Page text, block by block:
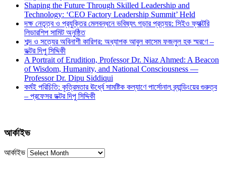
Shaping the Future Through Skilled Leadership and
Technology: ‘CEO Factory Leadership Summit’ Held
দক্ষ নেতৃত্ব ও প্রযুক্তির মেলবন্ধনে ভবিষ্যৎ গড়ার প্রত্যয়: সিইও ফ্যাক্টরি
লিডারশিপ সামিট অনুষ্ঠিত
শব্দ ও সত্যের অবিনাশী কারিগর: অধ্যাপক আবুল কাসেম ফজলুল হক স্মরণে –
ডক্টর দিপু সিদ্দিকী
A Portrait of Erudition, Professor Dr. Niaz Ahmed: A Beacon
of Wisdom, Humanity, and National Consciousness —
Professor Dr. Dipu Siddiqui
কর্মই পরিচিতি: কৃত্রিমতার ঊর্ধ্বে সামষ্টিক কল্যাণে পার্সোনাল ব্র্যান্ডিংয়ের গুরুত্ব
– প্রফেসর ডক্টর দিপু সিদ্দিকী
আর্কাইভ
আর্কাইভ